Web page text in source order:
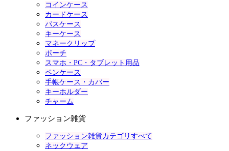
コインケース
カードケース
パスケース
キーケース
マネークリップ
ポーチ
スマホ・PC・タブレット用品
ペンケース
手帳ケース・カバー
キーホルダー
チャーム
ファッション雑貨
ファッション雑貨カテゴリすべて
ネックウェア